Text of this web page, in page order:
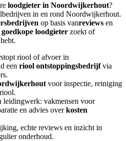
loodgieter in Noordwijkerhout?
in en rond Noordwijkerhout.
op basis vanreviews en
goedkope loodgieter zoekt of
riool of afvoer in
een riool ontstoppingsbedrijfvia
voor inspectie, reiniging
leidingwerk: vakmensen voor
en advies overkosten
echte reviews en inzicht in
onderhoud.